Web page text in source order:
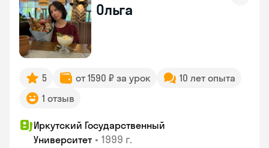
Ольга
5 от 1590 ₽ за урок
10 лет опыта
1 отзыв
Иркутский Государственный
Университет • 1999 г.